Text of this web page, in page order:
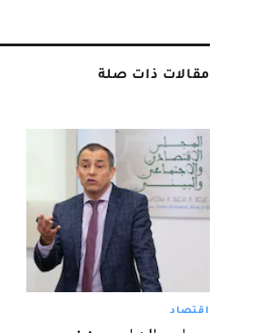
مقالات ذات صلة
اقتصاد